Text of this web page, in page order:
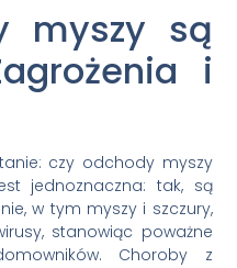
myszy są
i
czy odchody myszy
jednoznaczna: tak, są
w tym myszy i szczury,
stanowiąc poważne
Choroby z